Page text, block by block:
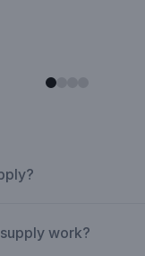
work?